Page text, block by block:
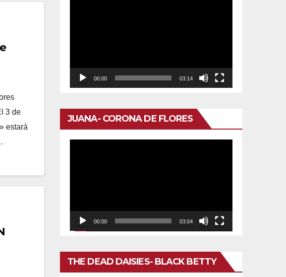
3 de
estará
00:00 03:14
JUANA- CORONA DE FLORES
00:00 03:04
THE DEAD DAISIES- BLACK BETTY